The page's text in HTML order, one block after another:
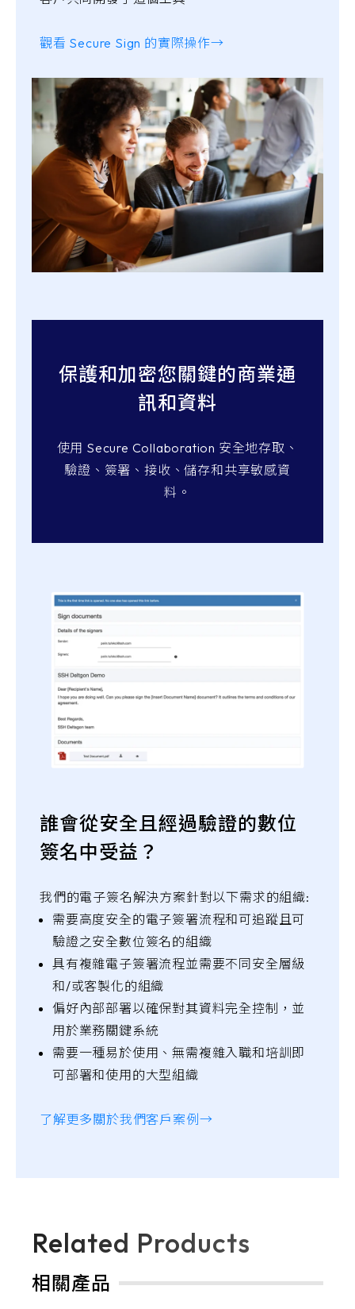
觀看 Secure Sign 的實際操作→
保護和加密您關鍵的商業通
訊和資料
使用 Secure Collaboration 安全地存取、
驗證、簽署、接收、儲存和共享敏感資
料。
誰會從安全且經過驗證的數位
簽名中受益？
我們的電子簽名解決方案針對以下需求的組織:
需要高度安全的電子簽署流程和可追蹤且可
驗證之安全數位簽名的組織
具有複雜電子簽署流程並需要不同安全層級
和/或客製化的組織
偏好內部部署以確保對其資料完全控制，並
用於業務關鍵系統
需要一種易於使用、無需複雜入職和培訓即
可部署和使用的大型組織
了解更多關於我們客戶案例→
Related Products
相關產品